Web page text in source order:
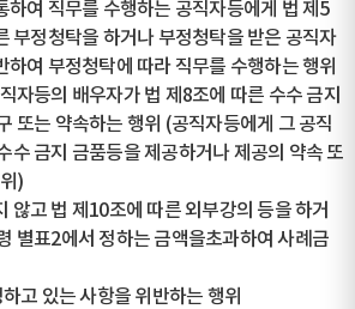
하여 직무를 수행하는 공직자등에게 법 제5
부정청탁을 하거나 부정청탁을 받은 공직자
하여 부정청탁에 따라 직무를 수행하는 행위
자등의 배우자가 법 제8조에 따른 수수 금지
또는 약속하는 행위 (공직자등에게 그 공직
수 금지 금품등을 제공하거나 제공의 약속 또
)
않고 법 제10조에 따른 외부강의 등을 하거
별표2에서 정하는 금액을초과하여 사례금
고 있는 사항을 위반하는 행위